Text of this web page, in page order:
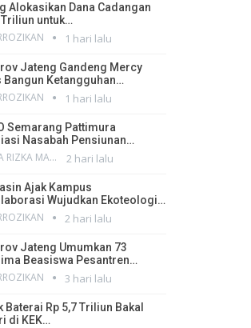
Alokasikan Dana Cadangan
Triliun untuk…
1 hari lalu
Jateng Gandeng Mercy
Bangun Ketangguhan…
1 hari lalu
Semarang Pattimura
Nasabah Pensiunan…
NANDA RIZKA MAHENDRA 2 hari lalu
Ajak Kampus
Wujudkan Ekoteologi…
2 hari lalu
Jateng Umumkan 73
Beasiswa Pesantren…
3 hari lalu
Baterai Rp 5,7 Triliun Bakal
di KEK…